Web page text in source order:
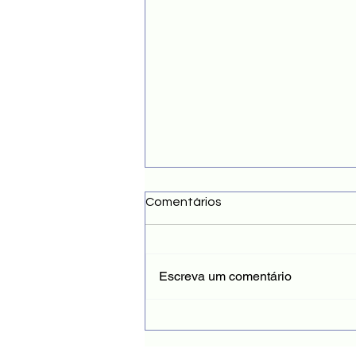
Comentários
Escreva um comentário